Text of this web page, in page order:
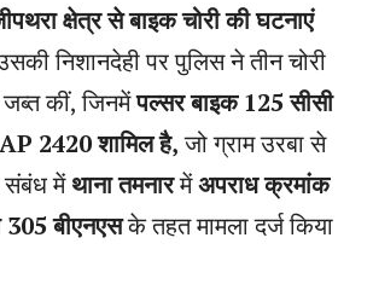
क्षेत्र से बाइक चोरी की घटनाएं
निशानदेही पर पुलिस ने तीन चोरी
कीं, जिनमेंपल्सर बाइक 125 सीसी
2420 शामिल है,जो ग्राम उरबा से
संबंध मेंथाना तमनारमेंअपराध क्रमांक
बीएनएसके तहत मामला दर्ज किया